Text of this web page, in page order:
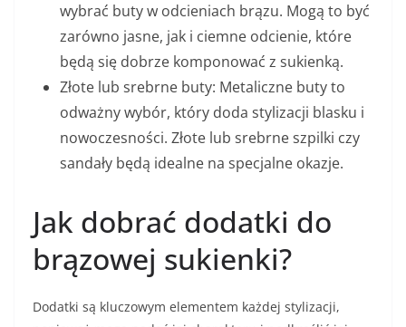
wybrać buty w odcieniach brązu. Mogą to być
zarówno jasne, jak i ciemne odcienie, które
będą się dobrze komponować z sukienką.
Złote lub srebrne buty: Metaliczne buty to
odważny wybór, który doda stylizacji blasku i
nowoczesności. Złote lub srebrne szpilki czy
sandały będą idealne na specjalne okazje.
Jak dobrać dodatki do
brązowej sukienki?
Dodatki są kluczowym elementem każdej stylizacji,